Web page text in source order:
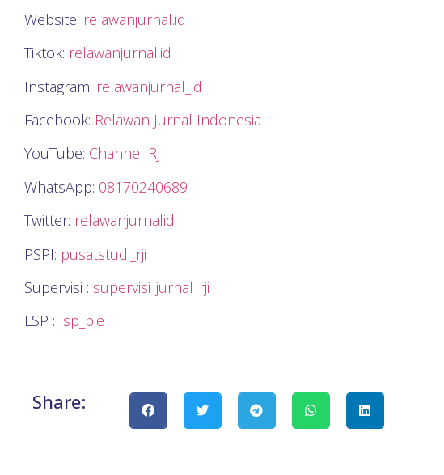
Website: relawanjurnal.id
Tiktok: relawanjurnal.id
Instagram: relawanjurnal_id
Facebook: Relawan Jurnal Indonesia
YouTube: Channel RJI
WhatsApp: 08170240689
Twitter: relawanjurnalid
PSPI: pusatstudi_rji
Supervisi : supervisi_jurnal_rji
LSP : lsp_pie
Share: